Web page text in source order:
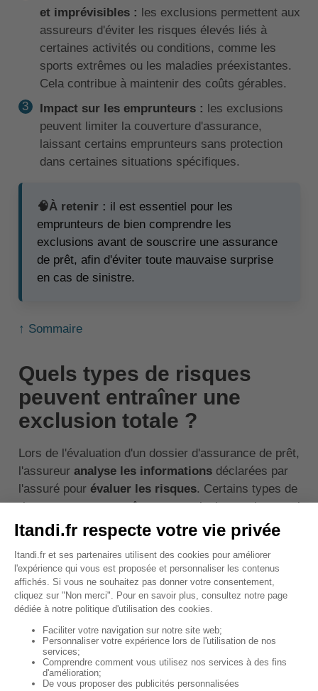
et imprévisibles : les exclusions permettent aux
assureurs d'éviter les risques élevés liés à
certaines activités ou conditions, comme les
sports extrêmes ou les maladies préexistantes.
Cela contribue à maintenir des coûts gérables.
Impact sur les emprunteurs : les exclusions
peuvent limiter la couverture d'assurance,
laissant certains emprunteurs sans protection
dans certaines situations spécifiques.
🧠À retenir : il est essentiel pour les
emprunteurs de bien comprendre les
exclusions avant de souscrire une assurance
de prêt, afin d'éviter toute mauvaise surprise
en cas de sinistre.
↑ Sommaire
Quels types de risques
peuvent entraîner une
exclusion totale ?
Lors de l'évaluation d'un dossier d'assurance de prêt,
l'assureur analyse les informationsdéclarées par
l'assuré pour évaluer les risques. Certains types de
risques peuvent entraîner une exclusion totale, parmi
lesquels :
Les risques de santé :certaines maladies ou
antécédents médicaux spécifiques, tels qu'une
maladie chronique ou une condition médicale
grave, peuvent être jugés trop risqués par
l'assureur.
Les risques professionnels : les métiers à
haut risque, comme ceux de pompier, militaire
policierou travailleur de la construction, sont